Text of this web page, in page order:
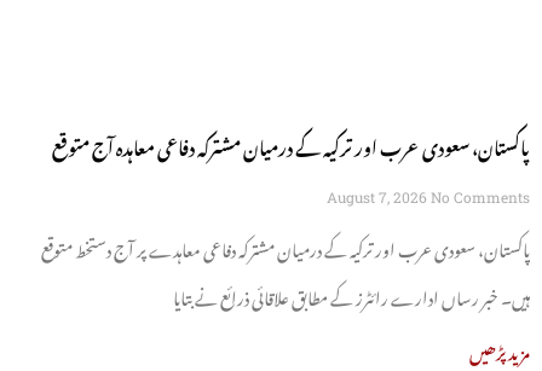
پاکستان، سعودی عرب اور ترکیہ کے درمیان مشترکہ دفاعی معاہدہ آج متوقع
August 7, 2026 No Comments
پاکستان، سعودی عرب اور ترکیہ کے درمیان مشترکہ دفاعی معاہدے پر آج دستخط متوقع
ہیں۔ خبر رساں ادارے رائٹرز کے مطابق علاقائی ذرائع نے بتایا
مزید پڑھیں